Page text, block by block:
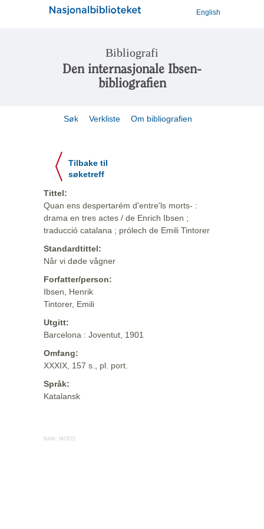
English
Bibliografi
Den internasjonale Ibsen-
bibliografien
Søk Verkliste Om bibliografien
Tilbake til
søketreff
Tittel:
Quan ens despertarém d'entre'ls morts- :
drama en tres actes / de Enrich Ibsen ;
traducció catalana ; prólech de Emili Tintorer
Standardtittel:
Når vi døde vågner
Forfatter/person:
Ibsen, Henrik
Tintorer, Emili
Utgitt:
Barcelona : Joventut, 1901
Omfang:
XXXIX, 157 s., pl. port.
Språk:
Katalansk
Kilde: MODS